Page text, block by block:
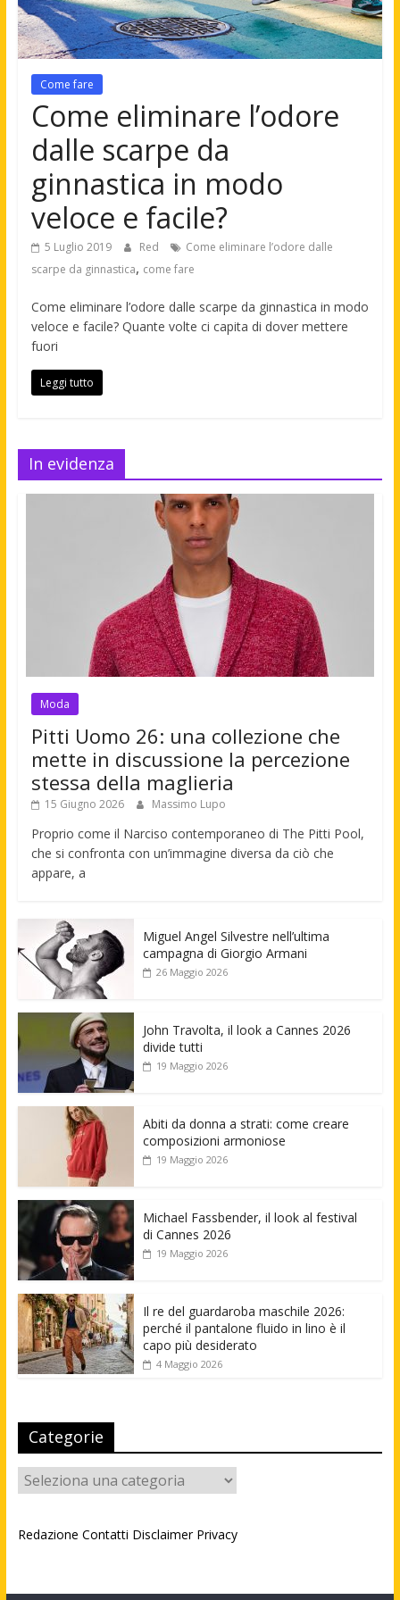
Come fare
Come eliminare l’odore
dalle scarpe da
ginnastica in modo
veloce e facile?
5 Luglio 2019 Red
Come eliminare l’odore dalle
scarpe da ginnastica, come fare
Come eliminare l’odore dalle scarpe da ginnastica in modo
veloce e facile? Quante volte ci capita di dover mettere
fuori
Leggi tutto
In evidenza
Moda
Pitti Uomo 26: una collezione che
mette in discussione la percezione
stessa della maglieria
15 Giugno 2026 Massimo Lupo
Proprio come il Narciso contemporaneo di The Pitti Pool,
che si confronta con un’immagine diversa da ciò che
appare, a
Miguel Angel Silvestre nell’ultima
campagna di Giorgio Armani
26 Maggio 2026
John Travolta, il look a Cannes 2026
divide tutti
19 Maggio 2026
Abiti da donna a strati: come creare
composizioni armoniose
19 Maggio 2026
Michael Fassbender, il look al festival
di Cannes 2026
19 Maggio 2026
Il re del guardaroba maschile 2026:
perché il pantalone fluido in lino è il
capo più desiderato
4 Maggio 2026
Categorie
Categorie
Redazione Contatti Disclaimer Privacy